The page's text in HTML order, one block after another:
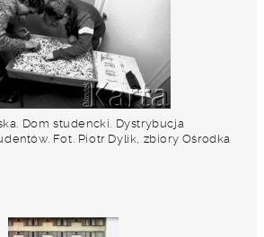
Dom studencki. Dystrybucja
Fot. Piotr Dylik, zbiory Ośrodka